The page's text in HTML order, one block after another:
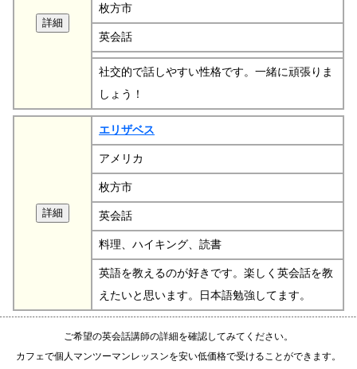
枚方市
英会話
社交的で話しやすい性格です。一緒に頑張りま
しょう！
エリザベス
アメリカ
枚方市
英会話
料理、ハイキング、読書
英語を教えるのが好きです。楽しく英会話を教
えたいと思います。日本語勉強してます。
ご希望の英会話講師の詳細を確認してみてください。
カフェで個人マンツーマンレッスンを安い低価格で受けることができます。